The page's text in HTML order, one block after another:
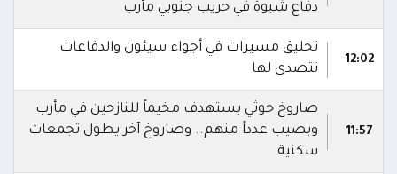
دفاع شبوة في حريب جنوبي مأرب
12:02
تحليق مسيرات في أجواء سيئون والدفاعات
تتصدى لها
11:57
صاروخ حوثي يستهدف مخيماً للنازحين في مأرب
ويصيب عدداً منهم.. وصاروخ آخر يطول تجمعات
سكنية